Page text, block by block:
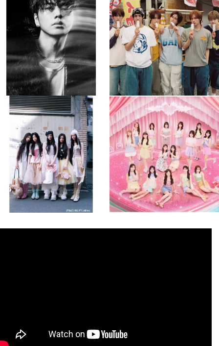
...
8月 4
110 0
...
8月 4
5 0
musicjapantv
💡8月特番放送決定！
8月 4
1 0
musicjapantv
💡8月特番放送決定！
...
8月 4
1 0